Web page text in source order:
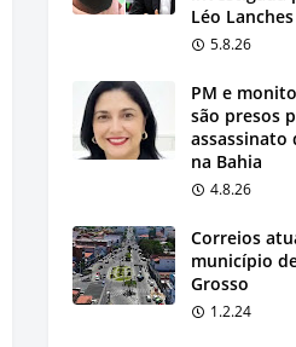
Léo Lanches
5.8.26
PM e
são presos
assassinato
na Bahia
4.8.26
Correios
município
Grosso
1.2.24